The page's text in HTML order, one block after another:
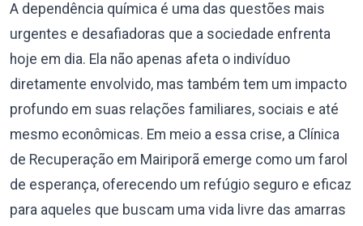
A dependência química é uma das questões mais
urgentes e desafiadoras que a sociedade enfrenta
hoje em dia. Ela não apenas afeta o indivíduo
diretamente envolvido, mas também tem um impacto
profundo em suas relações familiares, sociais e até
mesmo econômicas. Em meio a essa crise, a Clínica
de Recuperação em Mairiporã emerge como um farol
de esperança, oferecendo um refúgio seguro e eficaz
para aqueles que buscam uma vida livre das amarras